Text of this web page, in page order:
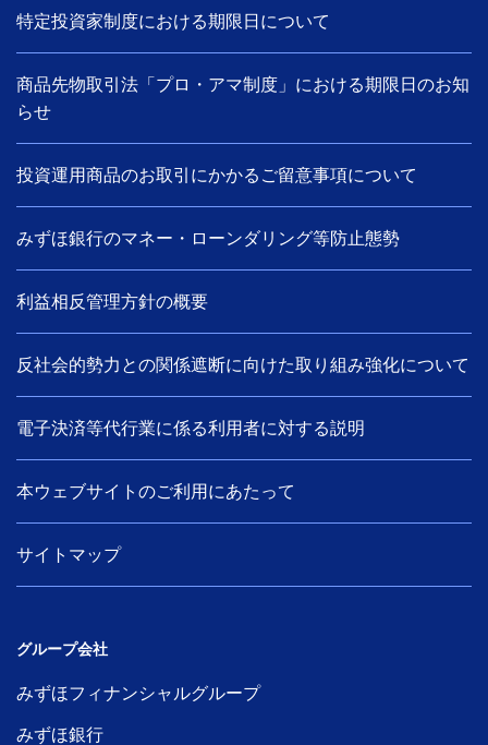
特定投資家制度における期限日について
商品先物取引法「プロ・アマ制度」における期限日のお知
らせ
投資運用商品のお取引にかかるご留意事項について
みずほ銀行のマネー・ローンダリング等防止態勢
利益相反管理方針の概要
反社会的勢力との関係遮断に向けた取り組み強化について
電子決済等代行業に係る利用者に対する説明
本ウェブサイトのご利用にあたって
サイトマップ
グループ会社
みずほフィナンシャルグループ
みずほ銀行